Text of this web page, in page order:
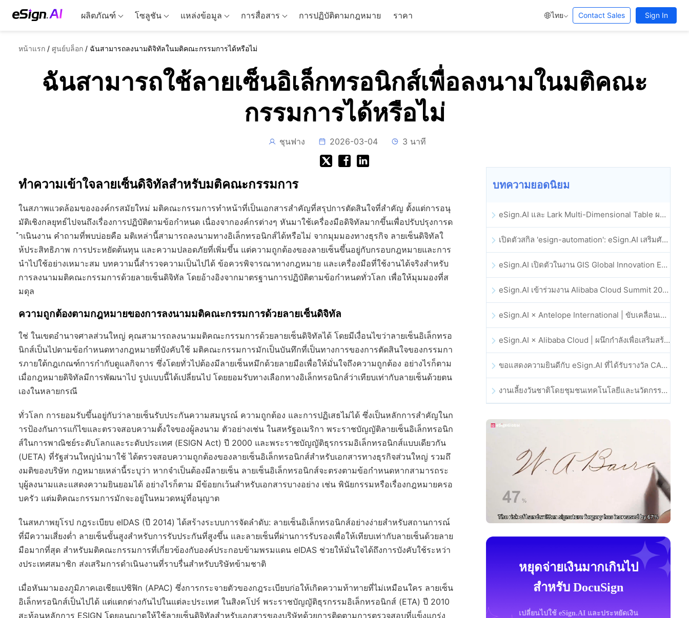
ผลิตภัณฑ์ โซลูชัน แหล่งข้อมูล การสื่อสาร การปฏิบัติตามกฎหมาย ราคา ไทย Contact Sales Sign In
หน้าแรก / ศูนย์บล็อก / ฉันสามารถลงนามดิจิทัลในมติคณะกรรมการได้หรือไม่
ฉันสามารถใช้ลายเซ็นอิเล็กทรอนิกส์เพื่อลงนามในมติคณะ
กรรมการได้หรือไม่
ชุนฟาง 2026-03-04 3 นาที
ทำความเข้าใจลายเซ็นดิจิทัลสำหรับมติคณะกรรมการ
ในสภาพแวดล้อมขององค์กรสมัยใหม่ มติคณะกรรมการทำหน้าที่เป็นเอกสารสำคัญที่สรุปการตัดสินใจที่สำคัญ ตั้งแต่การอนุ
มัติเชิงกลยุทธ์ไปจนถึงเรื่องการปฏิบัติตามข้อกำหนด เนื่องจากองค์กรต่างๆ หันมาใช้เครื่องมือดิจิทัลมากขึ้นเพื่อปรับปรุงการด
ำเนินงาน คำถามที่พบบ่อยคือ มติเหล่านี้สามารถลงนามทางอิเล็กทรอนิกส์ได้หรือไม่ จากมุมมองทางธุรกิจ ลายเซ็นดิจิทัลใ
ห้ประสิทธิภาพ การประหยัดต้นทุน และความปลอดภัยที่เพิ่มขึ้น แต่ความถูกต้องของลายเซ็นขึ้นอยู่กับกรอบกฎหมายและการ
นำไปใช้อย่างเหมาะสม บทความนี้สำรวจความเป็นไปได้ ข้อควรพิจารณาทางกฎหมาย และเครื่องมือที่ใช้งานได้จริงสำหรับ
การลงนามมติคณะกรรมการด้วยลายเซ็นดิจิทัล โดยอ้างอิงจากมาตรฐานการปฏิบัติตามข้อกำหนดทั่วโลก เพื่อให้มุมมองที่ส
มดุล
ความถูกต้องตามกฎหมายของการลงนามมติคณะกรรมการด้วยลายเซ็นดิจิทัล
ใช่ ในเขตอำนาจศาลส่วนใหญ่ คุณสามารถลงนามมติคณะกรรมการด้วยลายเซ็นดิจิทัลได้ โดยมีเงื่อนไขว่าลายเซ็นอิเล็กทรอ
นิกส์เป็นไปตามข้อกำหนดทางกฎหมายที่บังคับใช้ มติคณะกรรมการมักเป็นบันทึกที่เป็นทางการของการตัดสินใจของกรรมกา
รภายใต้กฎเกณฑ์การกำกับดูแลกิจการ ซึ่งโดยทั่วไปต้องมีลายเซ็นหมึกด้วยลายมือเพื่อให้มั่นใจถึงความถูกต้อง อย่างไรก็ตาม
เมื่อกฎหมายดิจิทัลมีการพัฒนาไป รูปแบบนี้ได้เปลี่ยนไป โดยยอมรับทางเลือกทางอิเล็กทรอนิกส์ว่าเทียบเท่ากับลายเซ็นด้วยตน
เองในหลายกรณี
ทั่วโลก การยอมรับขึ้นอยู่กับว่าลายเซ็นรับประกันความสมบูรณ์ ความถูกต้อง และการปฏิเสธไม่ได้ ซึ่งเป็นหลักการสำคัญในก
ารป้องกันการแก้ไขและตรวจสอบความตั้งใจของผู้ลงนาม ตัวอย่างเช่น ในสหรัฐอเมริกา พระราชบัญญัติลายเซ็นอิเล็กทรอนิก
ส์ในการพาณิชย์ระดับโลกและระดับประเทศ (ESIGN Act) ปี 2000 และพระราชบัญญัติธุรกรรมอิเล็กทรอนิกส์แบบเดียวกัน
(UETA) ที่รัฐส่วนใหญ่นำมาใช้ ได้ตรวจสอบความถูกต้องของลายเซ็นอิเล็กทรอนิกส์สำหรับเอกสารทางธุรกิจส่วนใหญ่ รวมถึ
งมติของบริษัท กฎหมายเหล่านี้ระบุว่า หากจำเป็นต้องมีลายเซ็น ลายเซ็นอิเล็กทรอนิกส์จะตรงตามข้อกำหนดหากสามารถระ
บุผู้ลงนามและแสดงความยินยอมได้ อย่างไรก็ตาม มีข้อยกเว้นสำหรับเอกสารบางอย่าง เช่น พินัยกรรมหรือเรื่องกฎหมายครอ
บครัว แต่มติคณะกรรมการมักจะอยู่ในหมวดหมู่ที่อนุญาต
ในสหภาพยุโรป กฎระเบียบ eIDAS (ปี 2014) ได้สร้างระบบการจัดลำดับ: ลายเซ็นอิเล็กทรอนิกส์อย่างง่ายสำหรับสถานการณ์
ที่มีความเสี่ยงต่ำ ลายเซ็นขั้นสูงสำหรับการรับประกันที่สูงขึ้น และลายเซ็นที่ผ่านการรับรองเพื่อให้เทียบเท่ากับลายเซ็นด้วยลาย
มือมากที่สุด สำหรับมติคณะกรรมการที่เกี่ยวข้องกับองค์ประกอบข้ามพรมแดน eIDAS ช่วยให้มั่นใจได้ถึงการบังคับใช้ระหว่า
งประเทศสมาชิก ส่งเสริมการดำเนินงานที่ราบรื่นสำหรับบริษัทข้ามชาติ
เมื่อหันมามองภูมิภาคเอเชียแปซิฟิก (APAC) ซึ่งการกระจายตัวของกฎระเบียบก่อให้เกิดความท้าทายที่ไม่เหมือนใคร ลายเซ็น
อิเล็กทรอนิกส์เป็นไปได้ แต่แตกต่างกันไปในแต่ละประเทศ ในสิงคโปร์ พระราชบัญญัติธุรกรรมอิเล็กทรอนิกส์ (ETA) ปี 2010
สะท้อนหลักการ ESIGN โดยอนุญาตให้ใช้ลายเซ็นดิจิทัลสำหรับเอกสารของบริษัทด้วยการติดตามการตรวจสอบที่แข็งแกร่ง
บทความยอดนิยม
eSign.AI และ Lark Multi-Dimensional Table ผสานรวมกันอย่างเป็นทางการ: การลงนามและการเก็บถาวรสัญญาอิเล็กทรอนิกส์แบบอัตโนมัติเต็มรูปแบบ
เปิดตัวสกิล 'esign-automation': eSign.AI เสริมศักยภาพให้ OpenClaw ด้วยลายเซ็นอิเล็กทรอนิกส์อัตโนมัติ
eSign.AI เปิดตัวในงาน GIS Global Innovation Exhibition 2025
eSign.AI เข้าร่วมงาน Alibaba Cloud Summit 2025 ที่ฮ่องกง เพื่อขับเคลื่อนนวัตกรรมคลาวด์ที่ขับเคลื่อนด้วย AI และความเชื่อมั่นทางดิจิทัล
eSign.AI × Antelope International | ขับเคลื่อนเวิร์กโฟลดิจิทัลที่ปลอดภัยและขับเคลื่อนด้วย AI
eSign.AI × Alibaba Cloud | ผนึกกำลังเพื่อเสริมสร้างความเชื่อมั่นดิจิทัลระดับโลกสำหรับฟินเทค
ขอแสดงความยินดีกับ eSign.AI ที่ได้รับรางวัล CAHK STAR Award 2025
งานเลี้ยงวันชาติโดยชุมชนเทคโนโลยีและนวัตกรรมฮ่องกง
หยุดจ่ายเงินมากเกินไป
สำหรับ DocuSign
เปลี่ยนไปใช้ eSign.AI และประหยัดเงิน